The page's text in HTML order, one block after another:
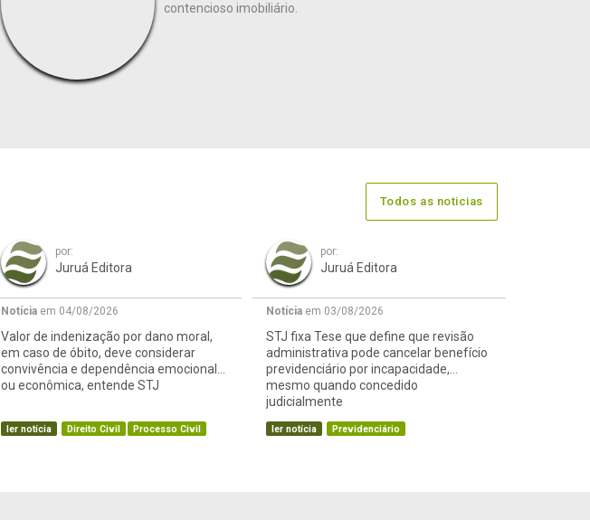
contencioso imobiliário.
Todos as noticias
por:
Juruá Editora
Notícia em 04/08/2026
Valor de indenização por dano moral,
em caso de óbito, deve considerar
convivência e dependência emocional
ou econômica, entende STJ
ler notícia Direito Civil Processo Civil
por:
Juruá Editora
Notíciaem 03/08/2026
STJ fixa Tese que define que revisão
administrativa pode cancelar benefício
previdenciário por incapacidade,
mesmo quando concedido
judicialmente
ler notícia Previdenciário